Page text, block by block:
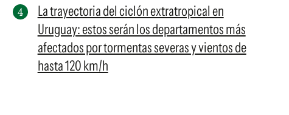
La trayectoria del ciclón extratropical en
Uruguay: estos serán los departamentos más
afectados por tormentas severas y vientos de
hasta 120 km/h